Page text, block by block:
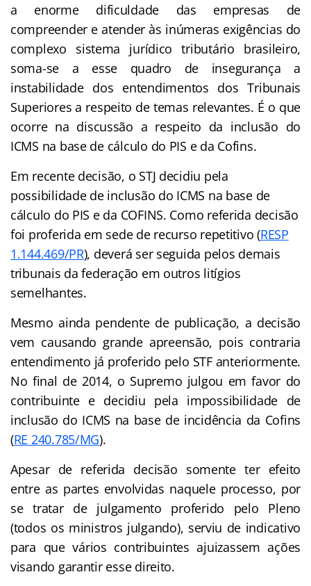
a enorme dificuldade das empresas de
compreender e atender às inúmeras exigências do
complexo sistema jurídico tributário brasileiro,
soma-se a esse quadro de insegurança a
instabilidade dos entendimentos dos Tribunais
Superiores a respeito de temas relevantes. É o que
ocorre na discussão a respeito da inclusão do
ICMS na base de cálculo do PIS e da Cofins.
Em recente decisão, o STJ decidiu pela
possibilidade de inclusão do ICMS na base de
cálculo do PIS e da COFINS. Como referida decisão
foi proferida em sede de recurso repetitivo (RESP
1.144.469/PR), deverá ser seguida pelos demais
tribunais da federação em outros litígios
semelhantes.
Mesmo ainda pendente de publicação, a decisão
vem causando grande apreensão, pois contraria
entendimento já proferido pelo STF anteriormente.
No final de 2014, o Supremo julgou em favor do
contribuinte e decidiu pela impossibilidade de
inclusão do ICMS na base de incidência da Cofins
(RE 240.785/MG).
Apesar de referida decisão somente ter efeito
entre as partes envolvidas naquele processo, por
se tratar de julgamento proferido pelo Pleno
(todos os ministros julgando), serviu de indicativo
para que vários contribuintes ajuizassem ações
visando garantir esse direito.